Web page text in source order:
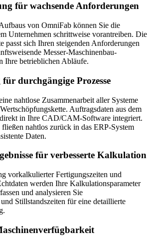
für wachsende Anforderungen
von OmniFab können Sie die
Unternehmen schrittweise vorantreiben. Die
passt sich Ihren steigenden Anforderungen
Messer-Maschinenbau-
Ihre betrieblichen Abläufe.
durchgängige Prozesse
nahtlose Zusammenarbeit aller Systeme
Auftragsdaten aus dem
in Ihre CAD/CAM-Software integriert.
nahtlos zurück in das ERP-System
Daten.
für verbesserte Kalkulation
vorkalkulierter Fertigungszeiten und
werden Ihre Kalkulationsparameter
und analysieren Sie
Stillstandszeiten für eine detaillierte